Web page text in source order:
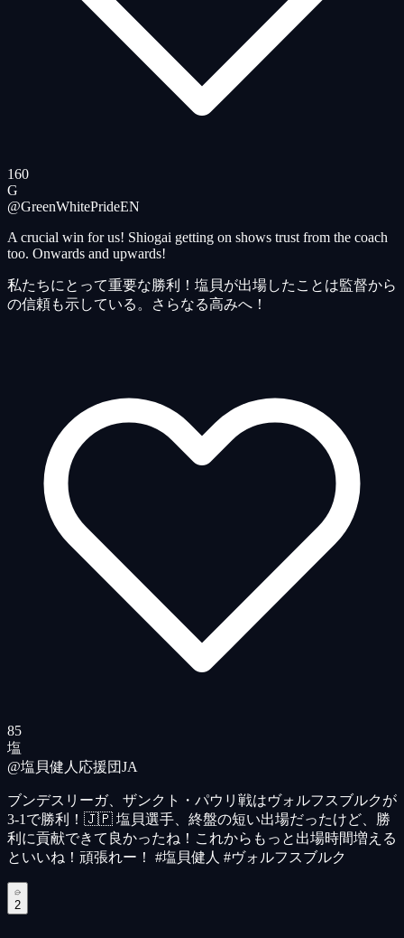
160
G
@GreenWhitePrideEN
A crucial win for us! Shiogai getting on shows trust from the coach
too. Onwards and upwards!
私たちにとって重要な勝利！塩貝が出場したことは監督から
の信頼も示している。さらなる高みへ！
85
塩
@塩貝健人応援団JA
ブンデスリーガ、ザンクト・パウリ戦はヴォルフスブルクが
3-1で勝利！🇯🇵 塩貝選手、終盤の短い出場だったけど、勝
利に貢献できて良かったね！これからもっと出場時間増える
といいね！頑張れー！ #塩貝健人 #ヴォルフスブルク
2